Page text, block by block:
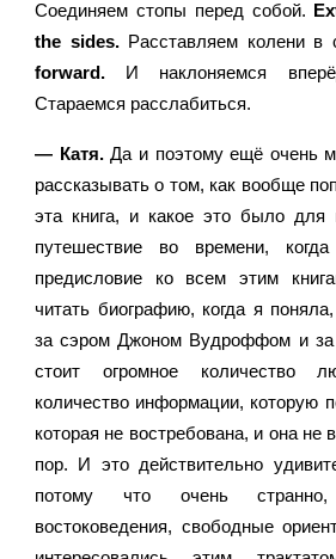
Соединяем стопы перед собой.
the sides. Расставляем колени в
forward. И наклоняемся
Стараемся расслабиться.
— Катя. Да и поэтому ещё очень
рассказывать о том, как вообще
эта книга, и какое это было для
путешествие во времени,
предисловие ко всем этим
читать биографию, когда я
за сэром Джоном Вудроффом и
стоит огромное количество
количество информации, которую
которая не востребована, и она не
пор. И это действительно
потому что очень
востоковедения, свободные